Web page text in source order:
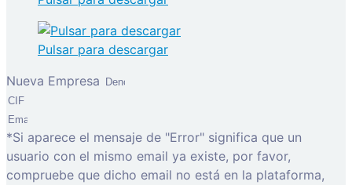
Pulsar para descargar
Nueva Empresa
*Si aparece el mensaje de "Error" significa que un
usuario con el mismo email ya existe, por favor,
compruebe que dicho email no está en la plataforma,